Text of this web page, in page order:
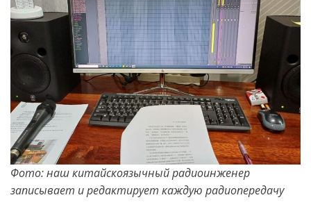
Фото: наш китайскоязычный радиоинженер
записывает и редактирует каждую радиопередачу